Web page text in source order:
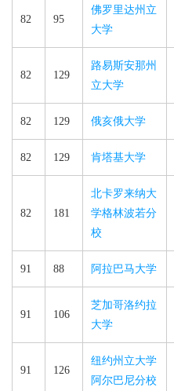
82 95
佛罗里达州立
大学
82 129
路易斯安那州
立大学
82 129 俄亥俄大学
82 129 肯塔基大学
82 181
北卡罗来纳大
学格林波若分
校
91 88 阿拉巴马大学
91 106
芝加哥洛约拉
大学
91 126
纽约州立大学
阿尔巴尼分校